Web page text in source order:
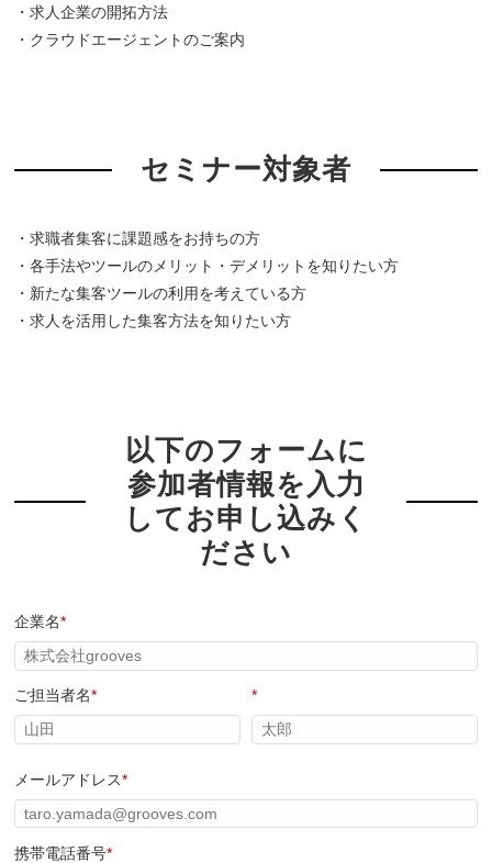
・求人企業の開拓方法
・クラウドエージェントのご案内
セミナー対象者
・求職者集客に課題感をお持ちの方
・各手法やツールのメリット・デメリットを知りたい方
・新たな集客ツールの利用を考えている方
・求人を活用した集客方法を知りたい方
以下のフォームに
参加者情報を入力
してお申し込みく
ださい
*
企業名
*
ご担当者名 *
*
メールアドレス
*
携帯電話番号